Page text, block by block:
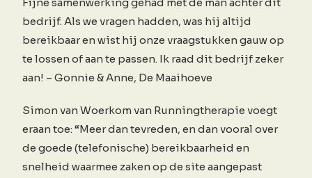
bedrijf. Als we vragen hadden, was hij altijd
bereikbaar en wist hij onze vraagstukken gauw op
te lossen of aan te passen. Ik raad dit bedrijf zeker
aan! – Gonnie & Anne, De Maaihoeve
Simon van Woerkom van Runningtherapie voegt
eraan toe: “Meer dan tevreden, en dan vooral over
de goede (telefonische) bereikbaarheid en
snelheid waarmee zaken op de site aangepast